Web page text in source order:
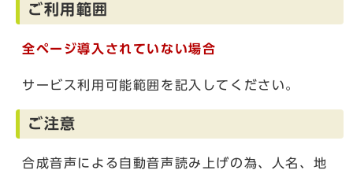
ご利用範囲
全ページ導入されていない場合
サービス利用可能範囲を記入してください。
ご注意
合成音声による自動音声読み上げの為、人名、地